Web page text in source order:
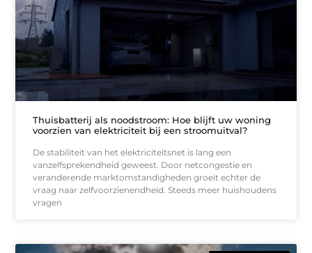
Thuisbatterij als noodstroom: Hoe blijft uw woning
voorzien van elektriciteit bij een stroomuitval?
De stabiliteit van het elektriciteitsnet is lang een
vanzelfsprekendheid geweest. Door netcongestie en
veranderende marktomstandigheden groeit echter de
vraag naar zelfvoorzienendheid. Steeds meer huishoudens
vragen